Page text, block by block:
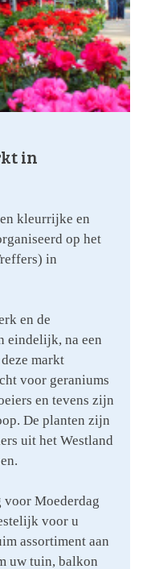
in
kleurrijke en
op het
in
en de
eindelijk, na een
markt
voor geraniums
en tevens zijn
De planten zijn
uit het Westland
voor Moederdag
voor u
assortiment aan
uw tuin, balkon